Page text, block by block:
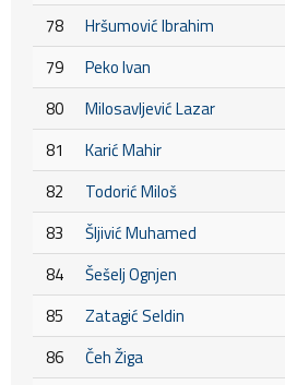
78
Hršumović Ibrahim
79
Peko Ivan
80
Milosavljević Lazar
81
Karić Mahir
82
Todorić Miloš
83
Šljivić Muhamed
84
Šešelj Ognjen
85
Zatagić Seldin
86
Čeh Žiga